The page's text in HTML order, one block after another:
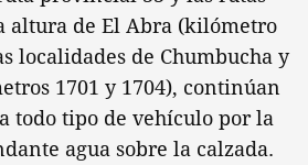
altura de El Abra (kilómetro
localidades de Chumbucha y
1701 y 1704), continúan
todo tipo de vehículo por la
agua sobre la calzada.